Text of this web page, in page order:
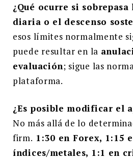
¿Qué ocurre si
diaria o el descenso
esos límites normalmente
puede resultar en la
evaluación; sigue las
plataforma.
¿Es posible modificar el
No más allá de lo
firm. 1:30 en Forex, 1:15
índices/metales, 1:1 en